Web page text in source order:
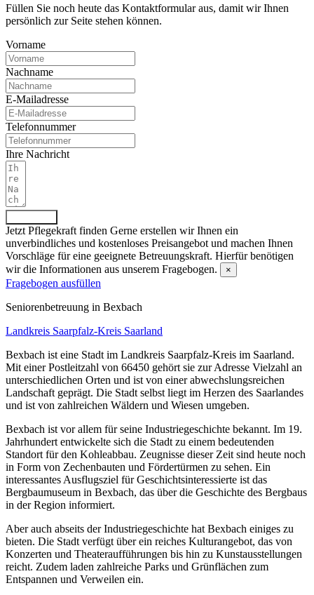
Füllen Sie noch heute das Kontaktformular aus, damit wir Ihnen
persönlich zur Seite stehen können.
Vorname
Nachname
E-Mailadresse
Telefonnummer
Ihre Nachricht
Jetzt Pflegekraft finden Gerne erstellen wir Ihnen ein
unverbindliches und kostenloses Preisangebot und machen Ihnen
Vorschläge für eine geeignete Betreuungskraft. Hierfür benötigen
wir die Informationen aus unserem Fragebogen.
×
Fragebogen ausfüllen
Senioren­betreuung in Bexbach
Landkreis Saarpfalz-Kreis Saarland
Bexbach ist eine Stadt im Landkreis Saarpfalz-Kreis im Saarland.
Mit einer Postleitzahl von 66450 gehört sie zur Adresse Vielzahl an
unterschiedlichen Orten und ist von einer abwechslungsreichen
Landschaft geprägt. Die Stadt selbst liegt im Herzen des Saarlandes
und ist von zahlreichen Wäldern und Wiesen umgeben.
Bexbach ist vor allem für seine Industriegeschichte bekannt. Im 19.
Jahrhundert entwickelte sich die Stadt zu einem bedeutenden
Standort für den Kohleabbau. Zeugnisse dieser Zeit sind heute noch
in Form von Zechenbauten und Fördertürmen zu sehen. Ein
interessantes Ausflugsziel für Geschichtsinteressierte ist das
Bergbaumuseum in Bexbach, das über die Geschichte des Bergbaus
in der Region informiert.
Aber auch abseits der Industriegeschichte hat Bexbach einiges zu
bieten. Die Stadt verfügt über ein reiches Kulturangebot, das von
Konzerten und Theateraufführungen bis hin zu Kunstausstellungen
reicht. Zudem laden zahlreiche Parks und Grünflächen zum
Entspannen und Verweilen ein.